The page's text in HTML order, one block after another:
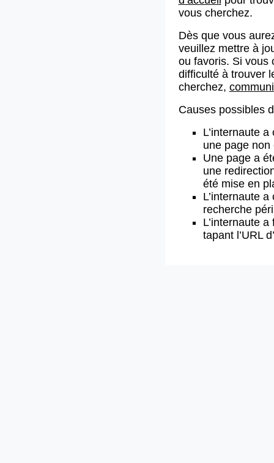
vous cherchez.
Dès que vous
veuillez mettre à
ou favoris. Si vous
difficulté à trouver
cherchez,
Causes possibles
L’internaute
une page non
Une page a
une
été mise en
L’internaute
recherche
L’internaute
tapant l’URL